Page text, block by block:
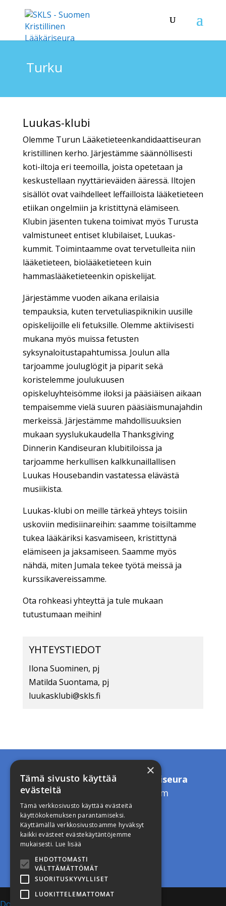
Turku
Luukas-klubi
Olemme Turun Lääketieteenkandidaattiseuran
kristillinen kerho. Järjestämme säännöllisesti
koti-iltoja eri teemoilla, joista opetetaan ja
keskustellaan nyyttärieväiden ääressä. Iltojen
sisällöt ovat vaihdelleet leffailloista lääketieteen
etiikan ongelmiin ja kristittynä elämiseen.
Klubin jäsenten tukena toimivat myös Turusta
valmistuneet entiset klubilaiset, Luukas-
kummit. Toimintaamme ovat tervetulleita niin
lääketieteen, biolääketieteen kuin
hammaslääketieteenkin opiskelijat.
Järjestämme vuoden aikana erilaisia
tempauksia, kuten tervetuliaspiknikin uusille
opiskelijoille eli fetuksille. Olemme aktiivisesti
mukana myös muissa fetusten
syksynaloitustapahtumissa. Joulun alla
tarjoamme jouluglögit ja piparit sekä
koristelemme joulukuusen
opiskeluyhteisömme iloksi ja pääsiäisen aikaan
tempaisemme vielä suuren pääsiäismunajahdin
merkeissä. Järjestämme mahdollisuuksien
mukaan syyslukukaudella Thanksgiving
Dinnerin Kandiseuran klubitiloissa ja
tarjoamme herkullisen kalkkunaillallisen
Luukas Housebandin vastatessa elävästä
musiikista.
Luukas-klubi on meille tärkeä yhteys toisiin
uskoviin medisiinareihin: saamme toisiltamme
tukea lääkäriksi kasvamiseen, kristittynä
elämiseen ja jaksamiseen. Saamme myös
nähdä, miten Jumala tekee työtä meissä ja
kurssikavereissamme.
Ota rohkeasi yhteyttä ja tule mukaan
tutustumaan meihin!
YHTEYSTIEDOT
Ilona Suominen, pj
Matilda Suontama, pj
luukasklubi@skls.fi​
Suomen Kristillinen Lääkäriseura
toimisto.skls(a)gmail.com
×
Tämä sivusto käyttää
evästeitä
Tämä verkkosivusto käyttää evästeitä
käyttökokemuksen parantamiseksi.
Käyttämällä verkkosivustoamme hyväksyt
kaikki evästeet evästekäytäntöjemme
mukaisesti. Lue lisää
EHDOTTOMASTI
VÄLTTÄMÄTTÖMÄT
SUORITUSKYVYLLISET
LUOKITTELEMATTOMAT